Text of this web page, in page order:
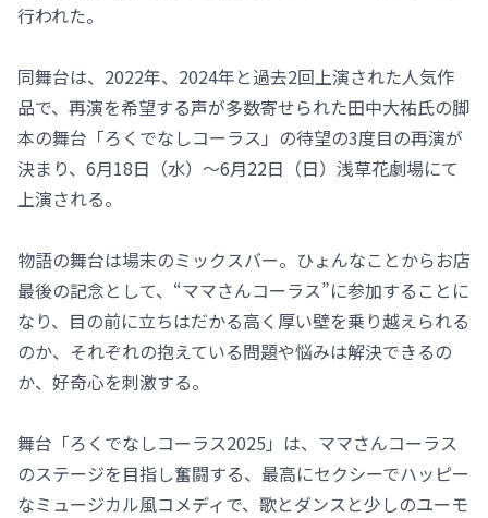
行われた。
同舞台は、2022年、2024年と過去2回上演された人気作
品で、再演を希望する声が多数寄せられた田中大祐氏の脚
本の舞台「ろくでなしコーラス」の待望の3度目の再演が
決まり、6月18日（水）～6月22日（日）浅草花劇場にて
上演される。
物語の舞台は場末のミックスバー。ひょんなことからお店
最後の記念として、“ママさんコーラス”に参加することに
なり、目の前に立ちはだかる高く厚い壁を乗り越えられる
のか、それぞれの抱えている問題や悩みは解決できるの
か、好奇心を刺激する。
舞台「ろくでなしコーラス2025」は、ママさんコーラス
のステージを目指し奮闘する、最高にセクシーでハッピー
なミュージカル風コメディで、歌とダンスと少しのユーモ